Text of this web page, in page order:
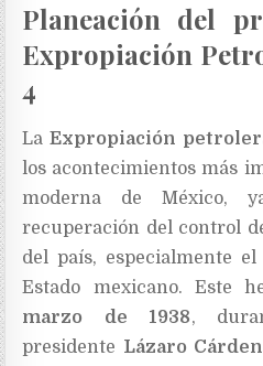
Planeación del
Expropiación
4
LaExpropiación
los acontecimientos más
moderna de México,
recuperación del control
del país, especialmente
Estado mexicano. Este
marzo de 1938,
presidente Lázaro